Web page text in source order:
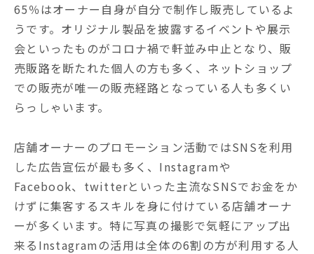
65％はオーナー自身が自分で制作し販売しているよ
うです。オリジナル製品を披露するイベントや展示
会といったものがコロナ禍で軒並み中止となり、販
売販路を断たれた個人の方も多く、ネットショップ
での販売が唯一の販売経路となっている人も多くい
らっしゃいます。
店舗オーナーのプロモーション活動ではSNSを利用
した広告宣伝が最も多く、Instagramや
Facebook、twitterといった主流なSNSでお金をか
けずに集客するスキルを身に付けている店舗オーナ
ーが多くいます。特に写真の撮影で気軽にアップ出
来るInstagramの活用は全体の6割の方が利用する人